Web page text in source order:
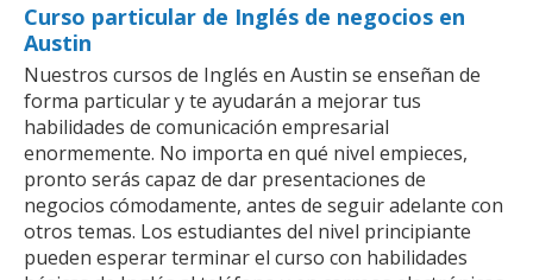
Curso particular de Inglés de negocios en
Austin
Nuestros cursos de Inglés en Austin se enseñan de
forma particular y te ayudarán a mejorar tus
habilidades de comunicación empresarial
enormemente. No importa en qué nivel empieces,
pronto serás capaz de dar presentaciones de
negocios cómodamente, antes de seguir adelante con
otros temas. Los estudiantes del nivel principiante
pueden esperar terminar el curso con habilidades